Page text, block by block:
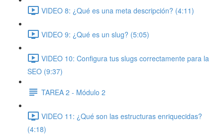
VIDEO 8: ¿Qué es una meta descripción? (4:11)
VIDEO 9: ¿Qué es un slug? (5:05)
VIDEO 10: Configura tus slugs correctamente para la
SEO (9:37)
TAREA 2 - Módulo 2
VIDEO 11: ¿Qué son las estructuras enriquecidas?
(4:18)